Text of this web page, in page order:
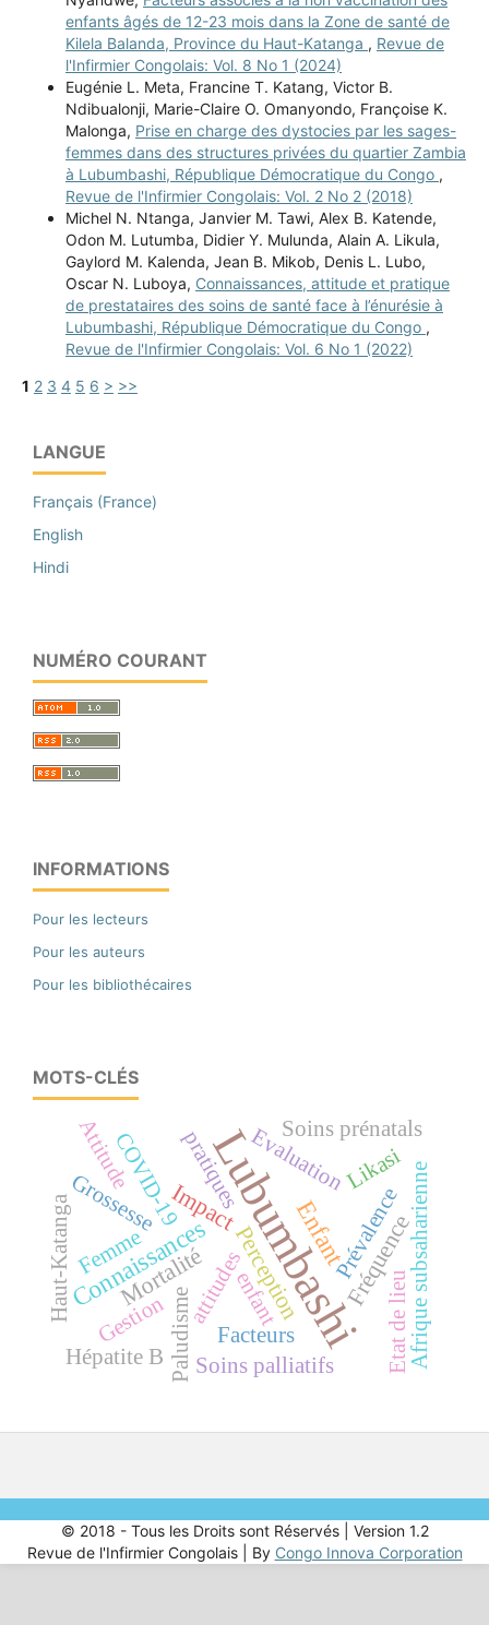
enfants âgés de 12-23 mois dans la Zone de santé de
Kilela Balanda, Province du Haut-Katanga , Revue de
l'Infirmier Congolais: Vol. 8 No 1 (2024)
Eugénie L. Meta, Francine T. Katang, Victor B.
Ndibualonji, Marie-Claire O. Omanyondo, Françoise K.
Malonga, Prise en charge des dystocies par les sages-
femmes dans des structures privées du quartier Zambia
à Lubumbashi, République Démocratique du Congo ,
Revue de l'Infirmier Congolais: Vol. 2 No 2 (2018)
Michel N. Ntanga, Janvier M. Tawi, Alex B. Katende,
Odon M. Lutumba, Didier Y. Mulunda, Alain A. Likula,
Gaylord M. Kalenda, Jean B. Mikob, Denis L. Lubo,
Oscar N. Luboya, Connaissances, attitude et pratique
de prestataires des soins de santé face à l’énurésie à
Lubumbashi, République Démocratique du Congo ,
Revue de l'Infirmier Congolais: Vol. 6 No 1 (2022)
1 2 3 4 5 6 > >>
LANGUE
Français (France)
English
Hindi
NUMÉRO COURANT
INFORMATIONS
Pour les lecteurs
Pour les auteurs
Pour les bibliothécaires
MOTS-CLÉS
Lubumbashi
Enfant
Connaissances
Impact
Mortalité Perception Fréquence
attitudes
Paludisme
COVID-19
Haut-Katanga
Facteurs
Soins palliatifs
Prévalence
Grossesse Afrique subsaharienne
pratiquesEvaluation
Etat de lieu
enfant
Femme
Soins prénatals
Attitude
Gestion
Likasi
Hépatite B
© 2018 - Tous les Droits sont Réservés | Version 1.2
Revue de l'Infirmier Congolais | By Congo Innova Corporation